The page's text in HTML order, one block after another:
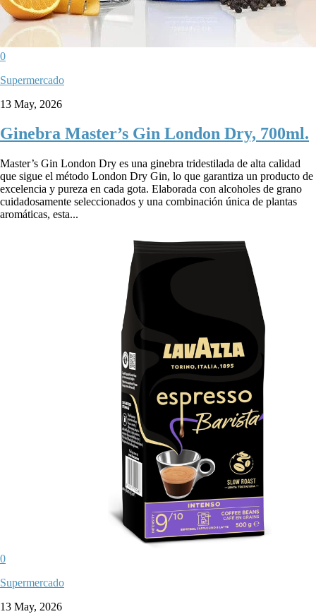
0
Supermercado
13 May, 2026
Ginebra Master’s Gin London Dry, 700ml.
Master’s Gin London Dry es una ginebra tridestilada de alta calidad
que sigue el método London Dry Gin, lo que garantiza un producto de
excelencia y pureza en cada gota. Elaborada con alcoholes de grano
cuidadosamente seleccionados y una combinación única de plantas
aromáticas, esta...
0
Supermercado
13 May, 2026